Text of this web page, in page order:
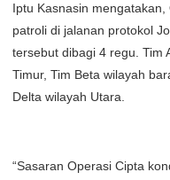
Iptu Kasnasin
patroli di jalanan protokol
tersebut dibagi 4 regu. Tim
Timur, Tim Beta wilayah
Delta wilayah Utara.
“Sasaran Operasi Cipta